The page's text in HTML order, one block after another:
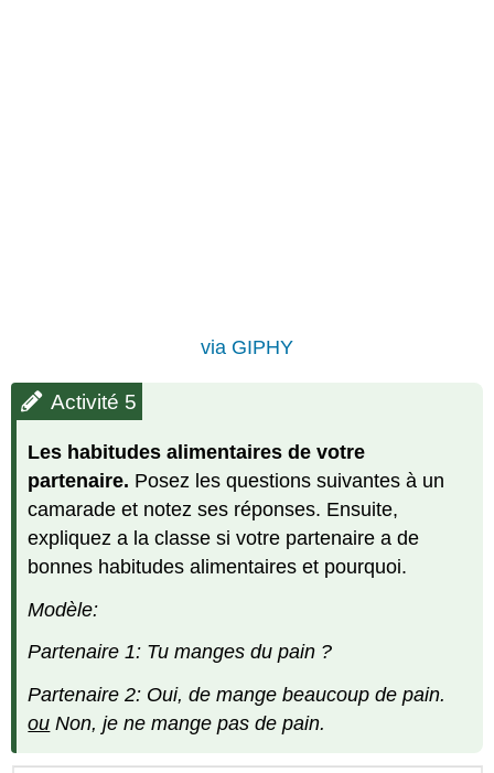
via GIPHY
Activité 5
Les habitudes alimentaires de votre
partenaire. Posez les questions suivantes à un
camarade et notez ses réponses. Ensuite,
expliquez a la classe si votre partenaire a de
bonnes habitudes alimentaires et pourquoi.
Modèle:
Partenaire 1: Tu manges du pain ?
Partenaire 2: Oui, de mange beaucoup de pain.
ou Non, je ne mange pas de pain.